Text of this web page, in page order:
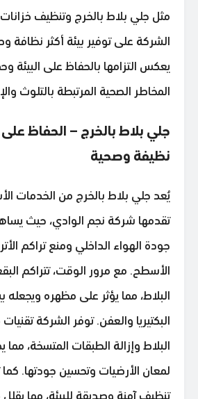
مثل جلي بلاط بالخرج وتنظيف خزانات
الشركة على توفير بيئة أكثر نظافة
يعكس التزامها بالحفاظ على البيئة
المخاطر الصحية المرتبطة بالتلوث
جلي بلاط بالخرج – الحفاظ على
نظيفة وصحية
يُعد جلي بلاط بالخرج من الخدمات
تقدمها شركة نجم الوادي، حيث
جودة الهواء الداخلي ومنع تراكم
الأسطح. مع مرور الوقت، تتراكم
البلاط، مما يؤثر على مظهره ويجعله
البكتيريا والعفن. توفر الشركة
البلاط وإزالة الطبقات المتسخة،
لمعان الأرضيات وتحسين جودتها.
تنظيف آمنة وصديقة للبيئة، مما يقلل